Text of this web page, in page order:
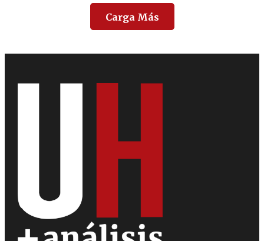
Carga Más